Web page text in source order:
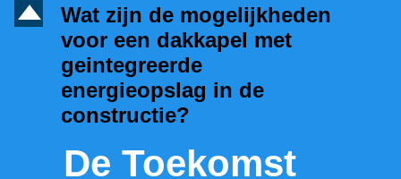
D
Wat zijn de mogelijkheden
voor een dakkapel met
geintegreerde
energieopslag in de
constructie?
De Toekomst